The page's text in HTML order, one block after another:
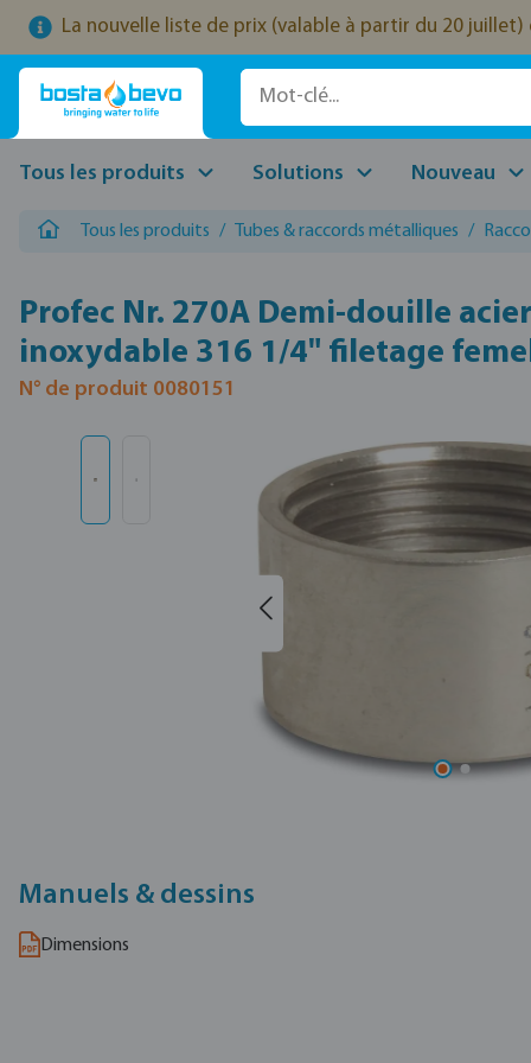
au contenu principal
Passer à la recherche
Passer à la navigation principale
La nouvelle liste de prix (valable à partir du 20
Tous les produits Solutions Nouveau
Tous les produits / Tubes & raccords métalliques /
Profec Nr. 270A Demi-douille acier
inoxydable 316 1/4" filetage
N° de produit 0080151
Manuels & dessins
Dimensions